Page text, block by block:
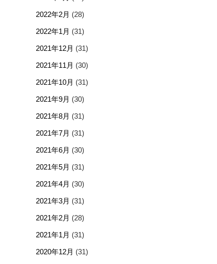
2022年2月 (28)
2022年1月 (31)
2021年12月 (31)
2021年11月 (30)
2021年10月 (31)
2021年9月 (30)
2021年8月 (31)
2021年7月 (31)
2021年6月 (30)
2021年5月 (31)
2021年4月 (30)
2021年3月 (31)
2021年2月 (28)
2021年1月 (31)
2020年12月 (31)